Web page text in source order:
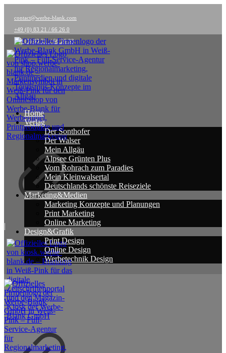
contact@werbe-blank.com
+49 (0) 83 21 / 66 26 0
+49 (0) 83 21 / 66 26 33
|
Home
Verlag
Der Sonthofer
Der Walser
Mein Allgäu
Alpsee Grünten Plus
Vom Rohrach zum Paradies
Mein Kleinwalsertal
Deutschlands schönste Reiseziele
Marketing&Medien
Marketing Konzepte und Planungen
Print Marketing
Online Marketing
Design&Grafik
Print Design
Online Design
Werbetechnik Design